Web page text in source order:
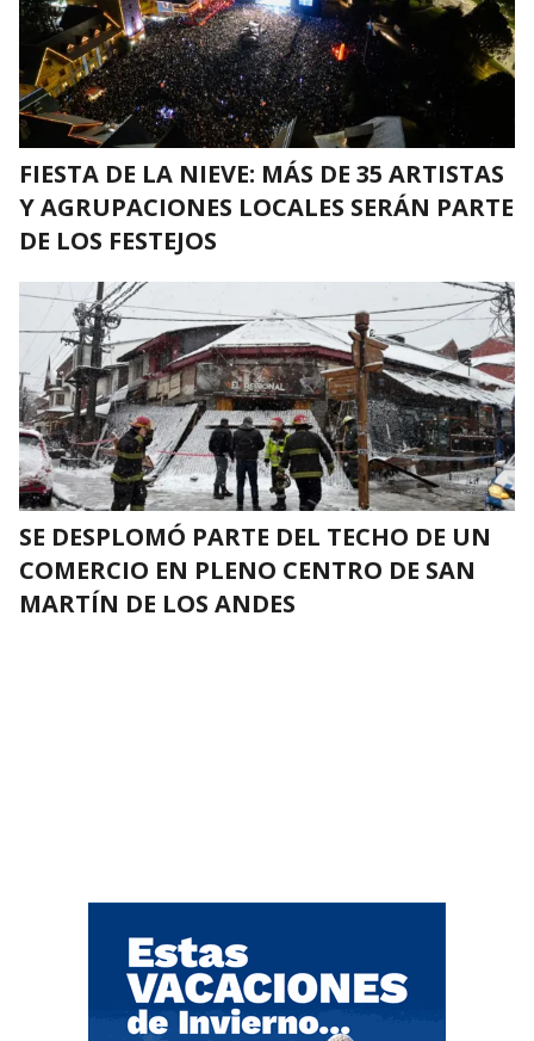
FIESTA DE LA NIEVE: MÁS DE 35 ARTISTAS
Y AGRUPACIONES LOCALES SERÁN PARTE
DE LOS FESTEJOS
SE DESPLOMÓ PARTE DEL TECHO DE UN
COMERCIO EN PLENO CENTRO DE SAN
MARTÍN DE LOS ANDES